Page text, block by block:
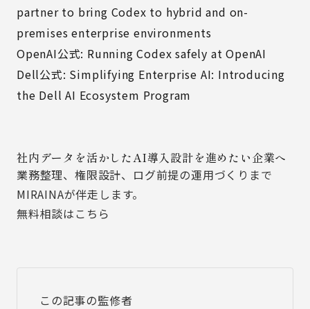
partner to bring Codex to hybrid and on-
premises enterprise environments
OpenAI公式: Running Codex safely at OpenAI
Dell公式: Simplifying Enterprise AI: Introducing
the Dell AI Ecosystem Program
社内データを活かしたAI導入設計を進めたい企業へ
業務整理、権限設計、ログ前提の運用づくりまで
MIRAINAが伴走します。
無料相談はこちら
この記事の監修者